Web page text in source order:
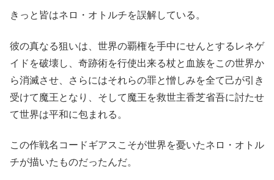
きっと皆はネロ・オトルチを誤解している。
彼の真なる狙いは、世界の覇権を手中にせんとするレネゲ
イドを破壊し、奇跡術を行使出来る杖と血族をこの世界か
ら消滅させ、さらにはそれらの罪と憎しみを全て己が引き
受けて魔王となり、そして魔王を救世主香芝省吾に討たせ
て世界は平和に包まれる。
この作戦名コードギアスこそが世界を憂いたネロ・オトル
チが描いたものだったんだ。